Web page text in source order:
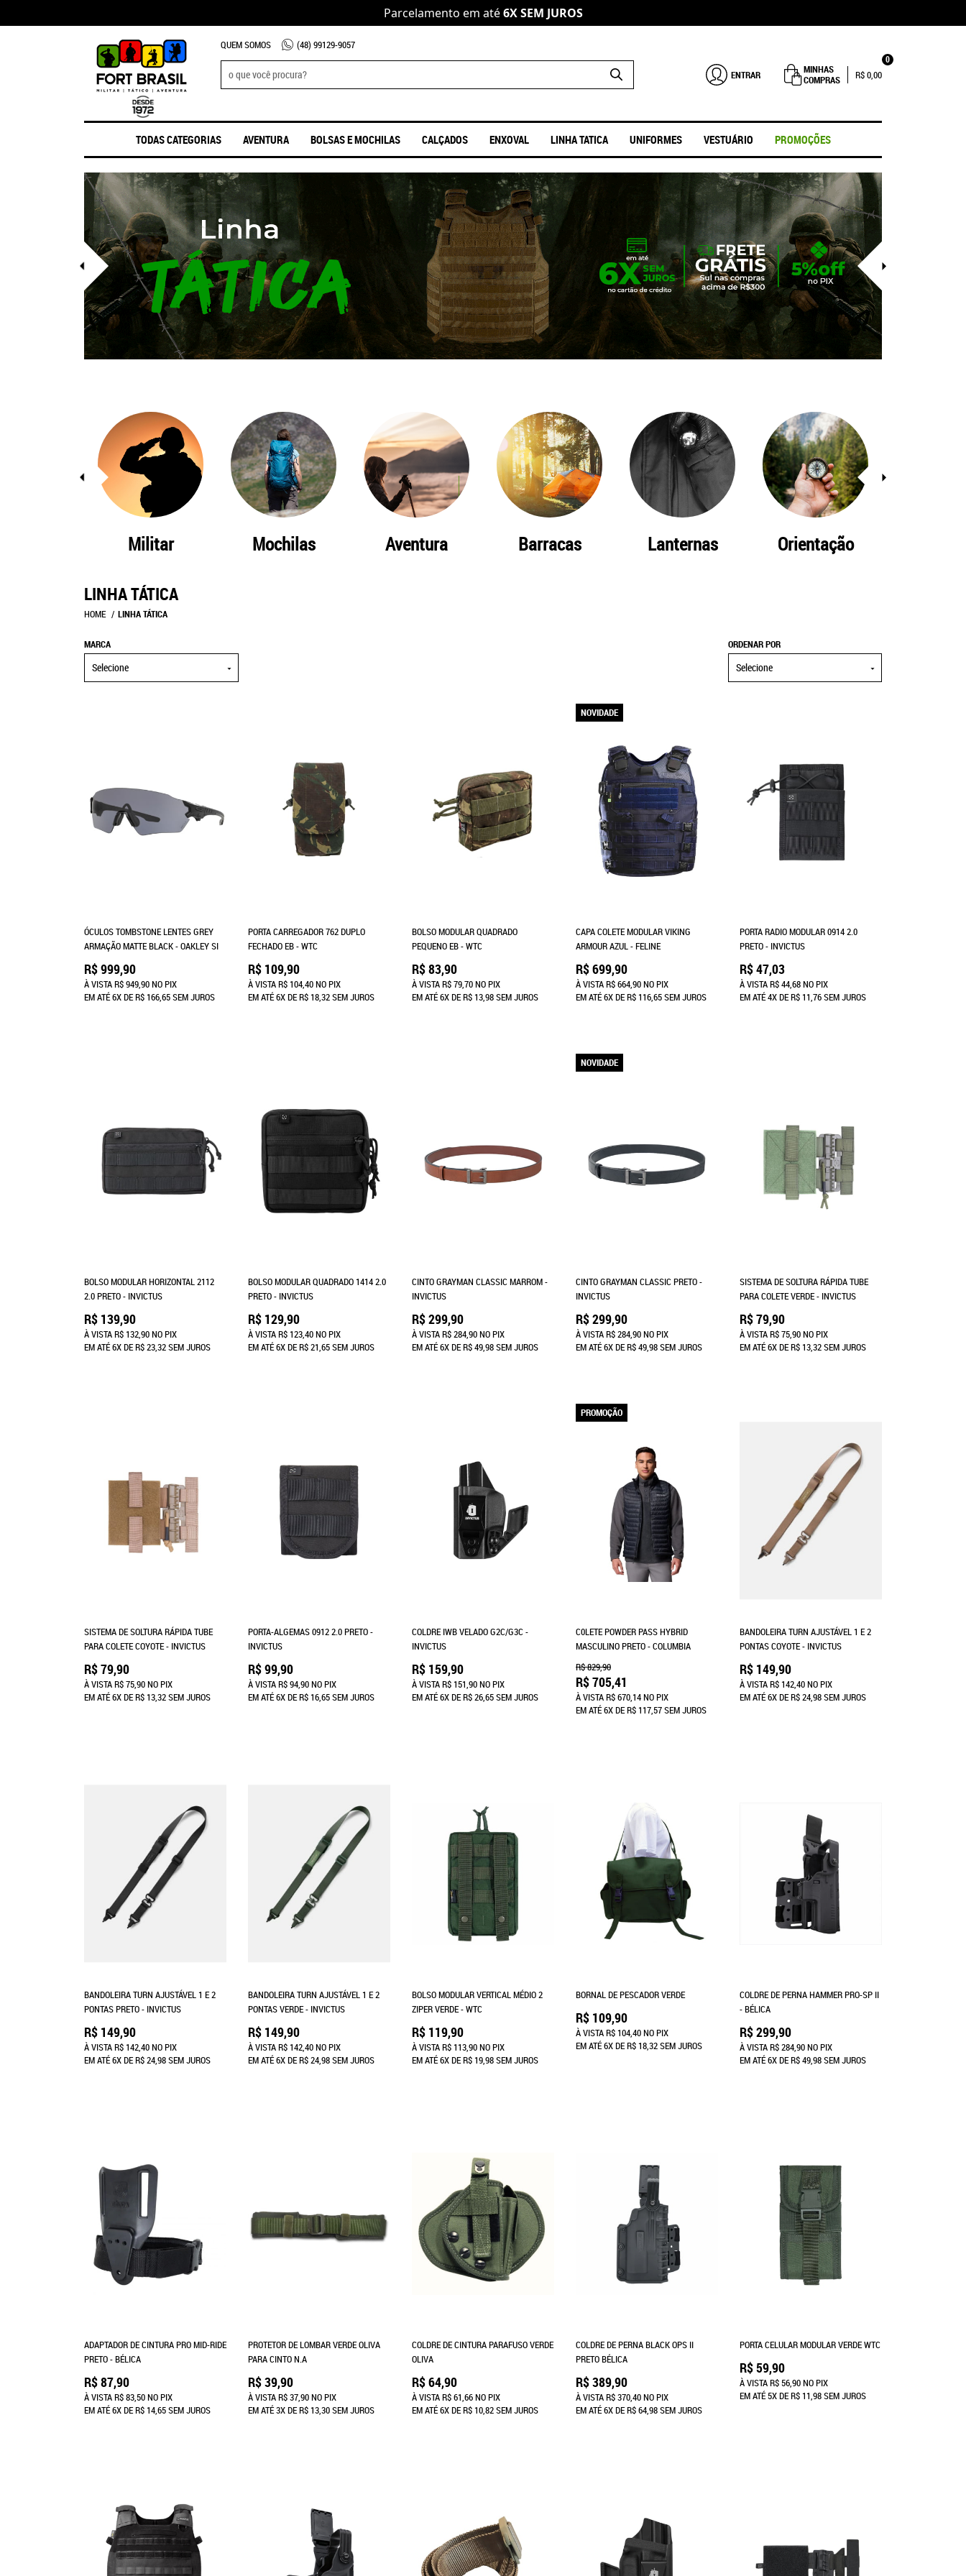
Parcelamento em até6X SEM JUROS
QUEM SOMOS (48) 99129-9057
ENTRAR
MINHAS
COMPRAS
0
R$ 0,00
TODAS CATEGORIAS AVENTURA BOLSAS E MOCHILAS CALÇADOS ENXOVAL LINHA TATICA UNIFORMES VESTUÁRIO PROMOÇÕES
Militar Mochilas Aventura Barracas Lanternas Orientação
LINHA TÁTICA
HOME LINHA TÁTICA
MARCA
Selecione
ORDENAR POR
Selecione
ÓCULOS TOMBSTONE LENTES GREY
ARMAÇÃO MATTE BLACK - OAKLEY SI
R$ 999,90
À VISTAR$ 949,90NO PIX
EM ATÉ6XDER$ 166,65SEM JUROS
PORTA CARREGADOR 762 DUPLO
FECHADO EB - WTC
R$ 109,90
À VISTAR$ 104,40NO PIX
EM ATÉ6XDER$ 18,32SEM JUROS
BOLSO MODULAR QUADRADO
PEQUENO EB - WTC
R$ 83,90
À VISTAR$ 79,70NO PIX
EM ATÉ6XDER$ 13,98SEM JUROS
NOVIDADE
CAPA COLETE MODULAR VIKING
ARMOUR AZUL - FELINE
R$ 699,90
À VISTAR$ 664,90NO PIX
EM ATÉ6XDER$ 116,65SEM JUROS
PORTA RADIO MODULAR 0914 2.0
PRETO - INVICTUS
R$ 47,03
À VISTAR$ 44,68NO PIX
EM ATÉ4XDER$ 11,76SEM JUROS
BOLSO MODULAR HORIZONTAL 2112
2.0 PRETO - INVICTUS
R$ 139,90
À VISTAR$ 132,90NO PIX
EM ATÉ6XDER$ 23,32SEM JUROS
BOLSO MODULAR QUADRADO 1414 2.0
PRETO - INVICTUS
R$ 129,90
À VISTAR$ 123,40NO PIX
EM ATÉ6XDER$ 21,65SEM JUROS
CINTO GRAYMAN CLASSIC MARROM -
INVICTUS
R$ 299,90
À VISTAR$ 284,90NO PIX
EM ATÉ6XDER$ 49,98SEM JUROS
NOVIDADE
CINTO GRAYMAN CLASSIC PRETO -
INVICTUS
R$ 299,90
À VISTAR$ 284,90NO PIX
EM ATÉ6XDER$ 49,98SEM JUROS
SISTEMA DE SOLTURA RÁPIDA TUBE
PARA COLETE VERDE - INVICTUS
R$ 79,90
À VISTAR$ 75,90NO PIX
EM ATÉ6XDER$ 13,32SEM JUROS
SISTEMA DE SOLTURA RÁPIDA TUBE
PARA COLETE COYOTE - INVICTUS
R$ 79,90
À VISTAR$ 75,90NO PIX
EM ATÉ6XDER$ 13,32SEM JUROS
PORTA-ALGEMAS 0912 2.0 PRETO -
INVICTUS
R$ 99,90
À VISTAR$ 94,90NO PIX
EM ATÉ6XDER$ 16,65SEM JUROS
COLDRE IWB VELADO G2C/G3C -
INVICTUS
R$ 159,90
À VISTAR$ 151,90NO PIX
EM ATÉ6XDER$ 26,65SEM JUROS
PROMOÇÃO
C0LETE POWDER PASS HYBRID
MASCULINO PRETO - COLUMBIA
R$ 829,90
R$ 705,41
À VISTAR$ 670,14NO PIX
EM ATÉ6XDER$ 117,57SEM JUROS
BANDOLEIRA TURN AJUSTÁVEL 1 E 2
PONTAS COYOTE - INVICTUS
R$ 149,90
À VISTAR$ 142,40NO PIX
EM ATÉ6XDER$ 24,98SEM JUROS
BANDOLEIRA TURN AJUSTÁVEL 1 E 2
PONTAS PRETO - INVICTUS
R$ 149,90
À VISTAR$ 142,40NO PIX
EM ATÉ6XDER$ 24,98SEM JUROS
BANDOLEIRA TURN AJUSTÁVEL 1 E 2
PONTAS VERDE - INVICTUS
R$ 149,90
À VISTAR$ 142,40NO PIX
EM ATÉ6XDER$ 24,98SEM JUROS
BOLSO MODULAR VERTICAL MÉDIO 2
ZIPER VERDE - WTC
R$ 119,90
À VISTAR$ 113,90NO PIX
EM ATÉ6XDER$ 19,98SEM JUROS
BORNAL DE PESCADOR VERDE
R$ 109,90
À VISTAR$ 104,40NO PIX
EM ATÉ6XDER$ 18,32SEM JUROS
COLDRE DE PERNA HAMMER PRO-SP II
- BÉLICA
R$ 299,90
À VISTAR$ 284,90NO PIX
EM ATÉ6XDER$ 49,98SEM JUROS
ADAPTADOR DE CINTURA PRO MID-RIDE
PRETO - BÉLICA
R$ 87,90
À VISTAR$ 83,50NO PIX
EM ATÉ6XDER$ 14,65SEM JUROS
PROTETOR DE LOMBAR VERDE OLIVA
PARA CINTO N.A
R$ 39,90
À VISTAR$ 37,90NO PIX
EM ATÉ3XDER$ 13,30SEM JUROS
COLDRE DE CINTURA PARAFUSO VERDE
OLIVA
R$ 64,90
À VISTAR$ 61,66NO PIX
EM ATÉ6XDER$ 10,82SEM JUROS
COLDRE DE PERNA BLACK OPS II
PRETO BÉLICA
R$ 389,90
À VISTAR$ 370,40NO PIX
EM ATÉ6XDER$ 64,98SEM JUROS
PORTA CELULAR MODULAR VERDE WTC
R$ 59,90
À VISTAR$ 56,90NO PIX
EM ATÉ5XDER$ 11,98SEM JUROS